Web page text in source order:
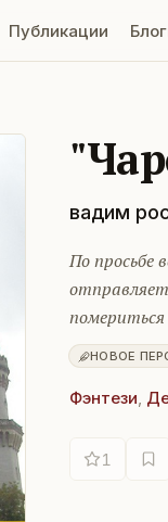
Публикации
вадим
По просьбе
НОВОЕ
Фэнтези,
1